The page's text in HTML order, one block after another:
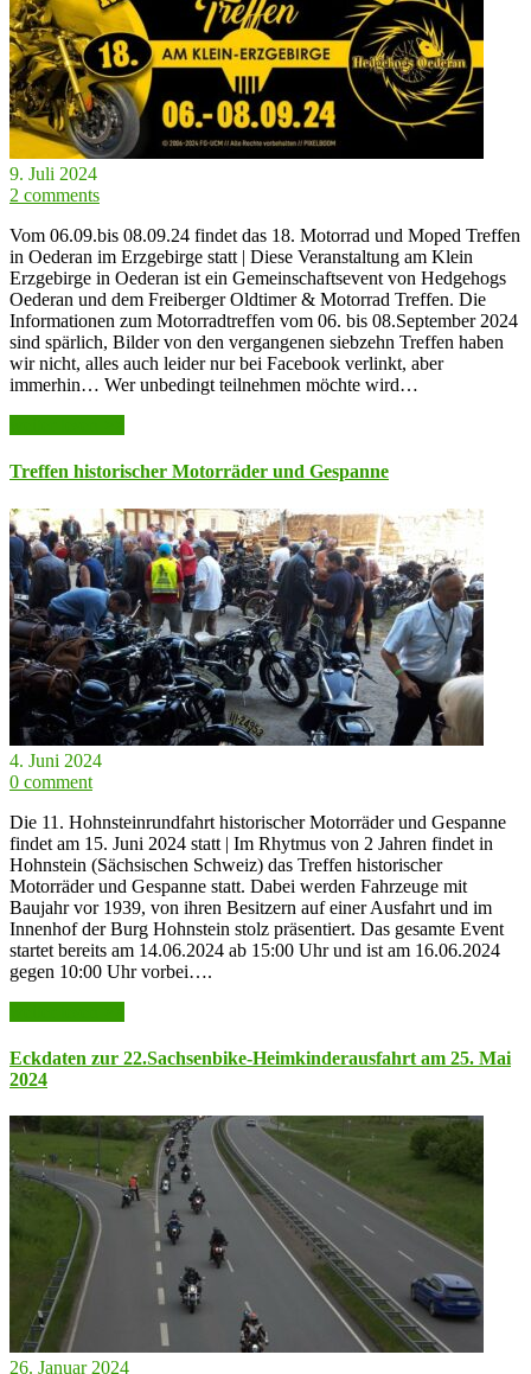
9. Juli 2024
2 comments
Vom 06.09.bis 08.09.24 findet das 18. Motorrad und Moped Treffen
in Oederan im Erzgebirge statt | Diese Veranstaltung am Klein
Erzgebirge in Oederan ist ein Gemeinschaftsevent von Hedgehogs
Oederan und dem Freiberger Oldtimer & Motorrad Treffen. Die
Informationen zum Motorradtreffen vom 06. bis 08.September 2024
sind spärlich, Bilder von den vergangenen siebzehn Treffen haben
wir nicht, alles auch leider nur bei Facebook verlinkt, aber
immerhin… Wer unbedingt teilnehmen möchte wird…
Treffen historischer Motorräder und Gespanne
4. Juni 2024
0 comment
Die 11. Hohnsteinrundfahrt historischer Motorräder und Gespanne
findet am 15. Juni 2024 statt | Im Rhytmus von 2 Jahren findet in
Hohnstein (Sächsischen Schweiz) das Treffen historischer
Motorräder und Gespanne statt. Dabei werden Fahrzeuge mit
Baujahr vor 1939, von ihren Besitzern auf einer Ausfahrt und im
Innenhof der Burg Hohnstein stolz präsentiert. Das gesamte Event
startet bereits am 14.06.2024 ab 15:00 Uhr und ist am 16.06.2024
gegen 10:00 Uhr vorbei….
Eckdaten zur 22.Sachsenbike-Heimkinderausfahrt am 25. Mai
2024
26. Januar 2024